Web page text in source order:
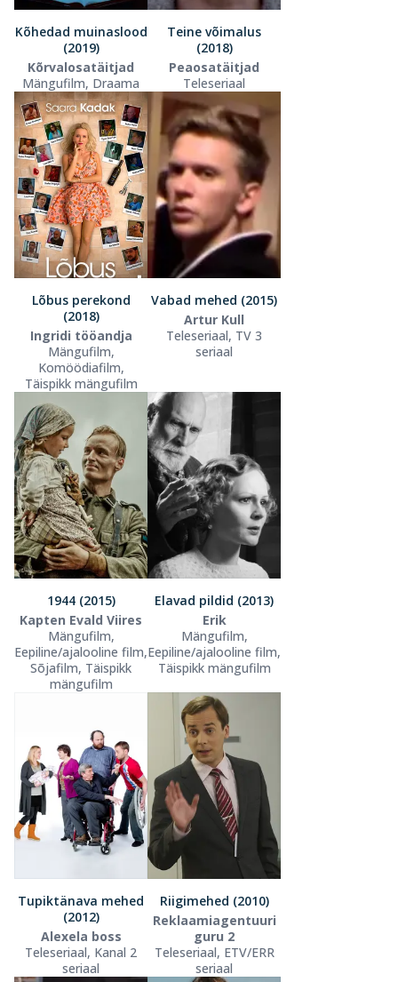
Kõhedad muinaslood
(2019)
Kõrvalosatäitjad
Mängufilm, Draama
Teine võimalus
(2018)
Peaosatäitjad
Teleseriaal
Lõbus perekond
(2018)
Ingridi tööandja
Mängufilm,
Komöödiafilm,
Täispikk mängufilm
Vabad mehed (2015)
Artur Kull
Teleseriaal, TV 3
seriaal
1944 (2015)
Kapten Evald Viires
Mängufilm,
Eepiline/ajalooline film,
Sõjafilm, Täispikk
mängufilm
Elavad pildid (2013)
Erik
Mängufilm,
Eepiline/ajalooline film,
Täispikk mängufilm
Tupiktänava mehed
(2012)
Alexela boss
Teleseriaal, Kanal 2
seriaal
Riigimehed (2010)
Reklaamiagentuuri
guru 2
Teleseriaal, ETV/ERR
seriaal